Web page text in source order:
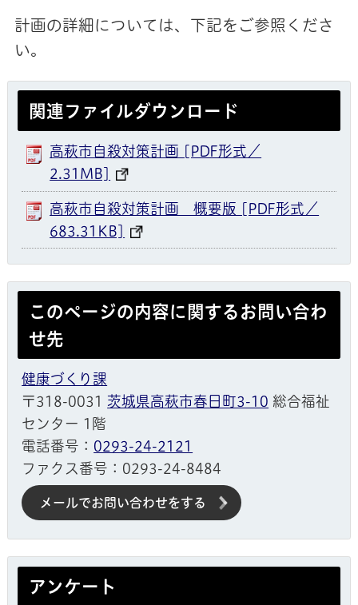
計画の詳細については、下記をご参照くださ
い。
関連ファイルダウンロード
高萩市自殺対策計画 [PDF形式／
2.31MB]
高萩市自殺対策計画 概要版 [PDF形式／
683.31KB]
このページの内容に関するお問い合わ
せ先
健康づくり課
〒318-0031 茨城県高萩市春日町3-10 総合福祉
センター 1階
電話番号： 0293-24-2121
ファクス番号：0293-24-8484
メールでお問い合わせをする
アンケート